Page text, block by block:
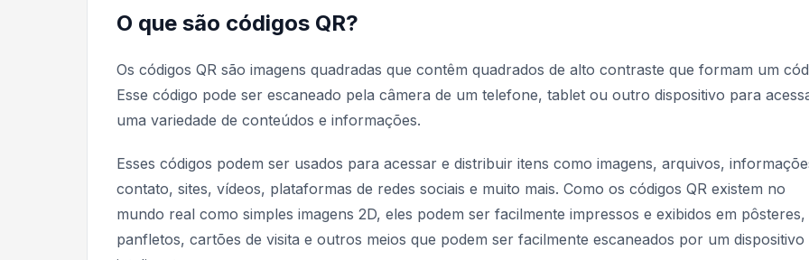
O que são códigos QR?
Os códigos QR são imagens quadradas que contêm quadrados de alto contraste que formam um
Esse código pode ser escaneado pela câmera de um telefone, tablet ou outro dispositivo para
uma variedade de conteúdos e informações.
Esses códigos podem ser usados para acessar e distribuir itens como imagens, arquivos,
contato, sites, vídeos, plataformas de redes sociais e muito mais. Como os códigos QR existem no
mundo real como simples imagens 2D, eles podem ser facilmente impressos e exibidos em pôsteres,
panfletos, cartões de visita e outros meios que podem ser facilmente escaneados por um dispositivo